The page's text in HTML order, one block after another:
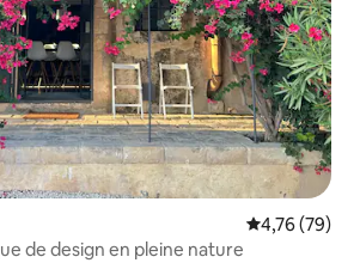
Évaluation
4,76 (79)
de design en pleine nature